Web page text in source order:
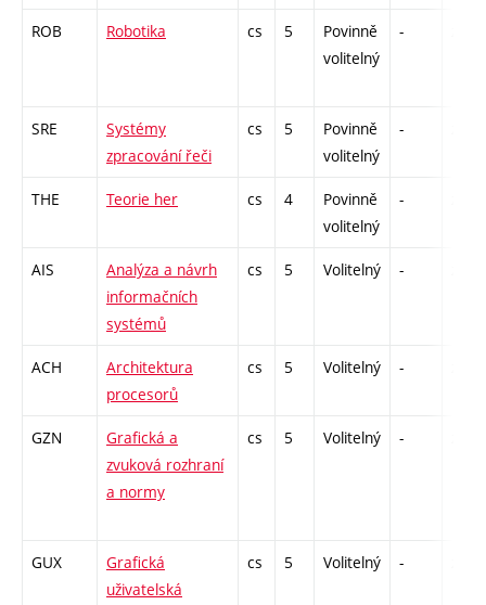
ROB Robotika cs 5
Povinně
volitelný
-
SRE
Systémy
zpracování řeči
cs 5
Povinně
volitelný
-
THE Teorie her cs 4
Povinně
volitelný
-
AIS
Analýza a návrh
informačních
systémů
cs 5 Volitelný -
ACH
Architektura
procesorů
cs 5 Volitelný -
GZN
Grafická a
zvuková rozhraní
a normy
cs 5 Volitelný -
GUX
Grafická
uživatelská
cs 5 Volitelný -